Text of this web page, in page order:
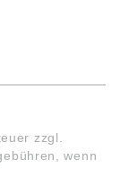
zzgl.
wenn